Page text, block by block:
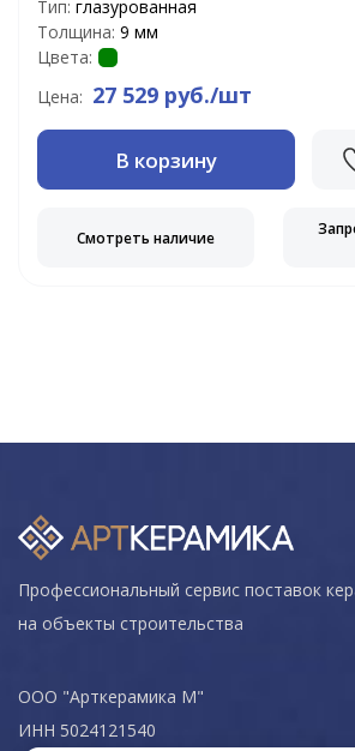
Тип: глазурованная
Толщина: 9 мм
Цвета:
Цена: 27 529 руб./шт
В корзину
Смотреть наличие
Профессиональный сервис поставок
на объекты строительства
ООО "Арткерамика М"
ИНН 5024121540